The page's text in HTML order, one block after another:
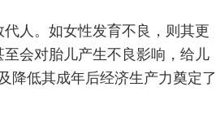
人。如女性发育不良，则其更
会对胎儿产生不良影响，给儿
降低其成年后经济生产力奠定了